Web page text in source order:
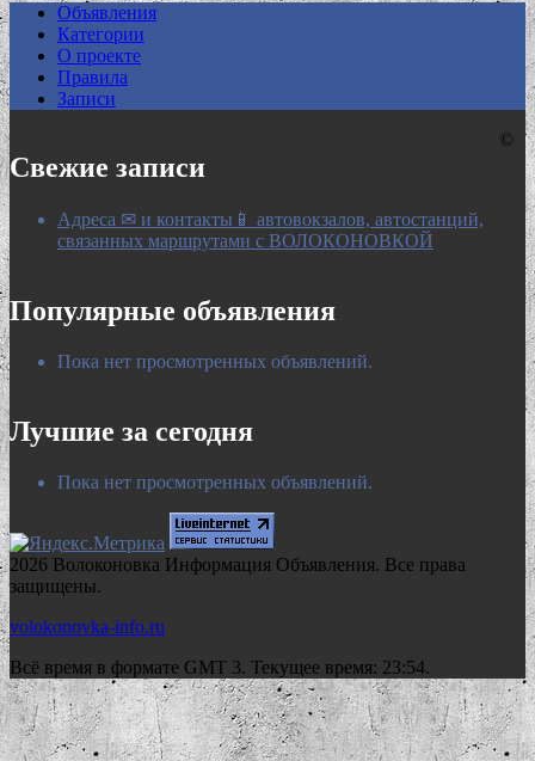
0:00
Объявления
Категории
О проекте
Правила
Записи
Свежие записи
Адреса ✉ и контакты📱 автовокзалов, автостанций,
связанных маршрутами с ВОЛОКОНОВКОЙ
Популярные объявления
Пока нет просмотренных объявлений.
Лучшие за сегодня
Пока нет просмотренных объявлений.
©
2026 Волоконовка Информация Объявления. Все права
защищены.
volokonovka-info.ru
Всё время в формате GMT 3. Текущее время: 23:54.